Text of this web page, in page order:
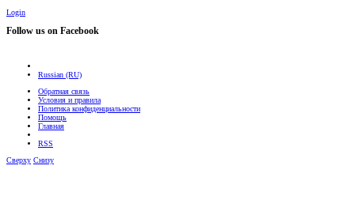
Login
Follow us on Facebook
Russian (RU)
Обратная связь
Условия и правила
Политика конфиденциальности
Помощь
Главная
RSS
Сверху Снизу